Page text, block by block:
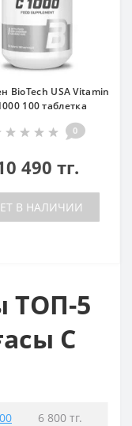
BioTech USA Vitamin
100 таблетка
0
490 тг.
В НАЛИЧИИ
ТОП-5
С
6 800 тг.